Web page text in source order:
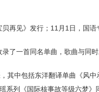
再见》发行；11月1日，国语
了一首同名单曲，歌曲与同时
其中包括东洋翻译单曲《风
系列《国际核事故等级六梦